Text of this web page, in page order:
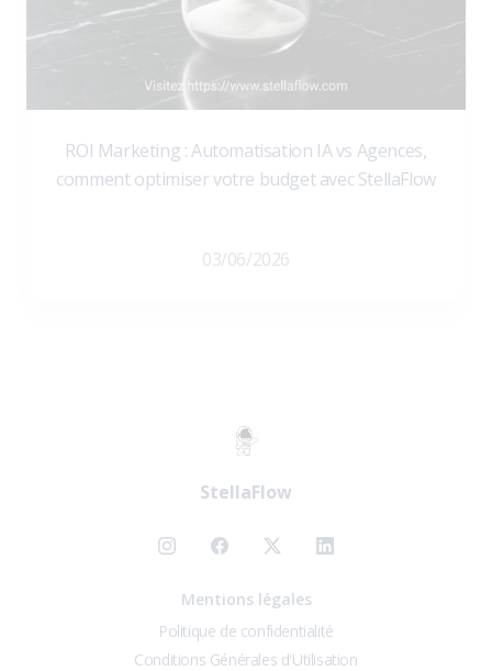
ROI Marketing : Automatisation IA vs Agences,
comment optimiser votre budget avec StellaFlow
03/06/2026
StellaFlow
Mentions légales
Politique de confidentialité
Conditions Générales d'Utilisation